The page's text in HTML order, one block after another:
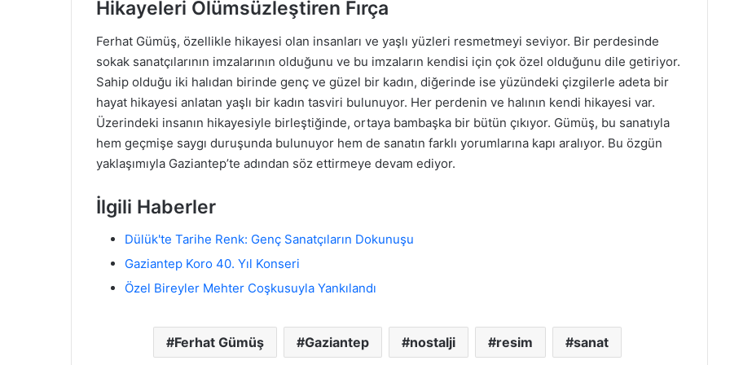
Hikayeleri Ölümsüzleştiren Fırça
Ferhat Gümüş, özellikle hikayesi olan insanları ve yaşlı yüzleri resmetmeyi seviyor. Bir perdesinde
sokak sanatçılarının imzalarının olduğunu ve bu imzaların kendisi için çok özel olduğunu dile getiriyor.
Sahip olduğu iki halıdan birinde genç ve güzel bir kadın, diğerinde ise yüzündeki çizgilerle adeta bir
hayat hikayesi anlatan yaşlı bir kadın tasviri bulunuyor. Her perdenin ve halının kendi hikayesi var.
Üzerindeki insanın hikayesiyle birleştiğinde, ortaya bambaşka bir bütün çıkıyor. Gümüş, bu sanatıyla
hem geçmişe saygı duruşunda bulunuyor hem de sanatın farklı yorumlarına kapı aralıyor. Bu özgün
yaklaşımıyla Gaziantep’te adından söz ettirmeye devam ediyor.
İlgili Haberler
Dülük'te Tarihe Renk: Genç Sanatçıların Dokunuşu
Gaziantep Koro 40. Yıl Konseri
Özel Bireyler Mehter Coşkusuyla Yankılandı
Ferhat Gümüş Gaziantep nostalji resim sanat